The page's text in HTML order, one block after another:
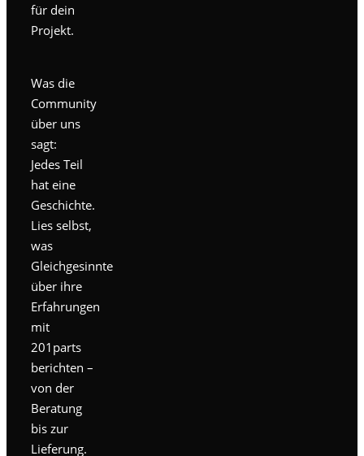
für dein
Projekt.
Was die
Community
über uns
sagt:
Jedes Teil
hat eine
Geschichte.
Lies selbst,
was
Gleichgesinnte
über ihre
Erfahrungen
mit
201parts
berichten –
von der
Beratung
bis zur
Lieferung.